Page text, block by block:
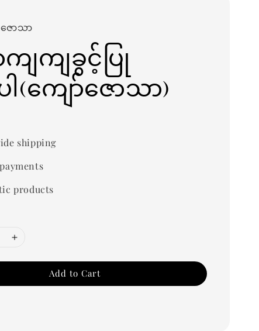
ဇောသာ
ျကျခွင့်ပြု
(ကျော်ဇောသာ)
shipping
products
Add to Cart